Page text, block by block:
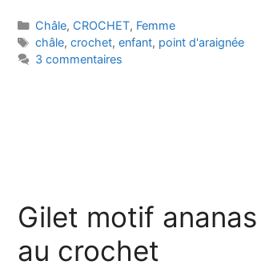
Catégories
Châle, CROCHET, Femme
Étiquettes
châle, crochet, enfant, point d'araignée
3 commentaires
Gilet motif ananas
au crochet